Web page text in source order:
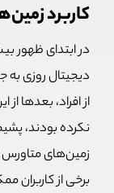
کاربرد
در ابتدای ظهور
دیجیتال روزی به
از افراد، بعدها
نکرده بودند،
زمین‌های
برخی از کاربران